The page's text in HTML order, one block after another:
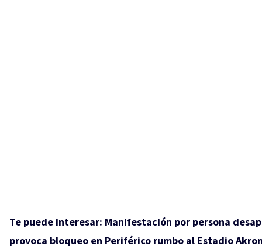
Te puede interesar: Manifestación por persona
provoca bloqueo en Periférico rumbo al Estadio